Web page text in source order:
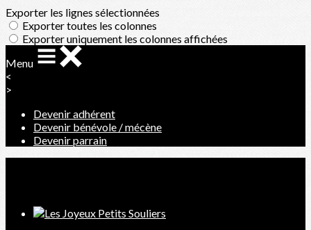
Exporter les lignes sélectionnées
Exporter toutes les colonnes
Exporter uniquement les colonnes affichées
Menu
<
>
Devenir adhérent
Devenir bénévole / mécène
Devenir parrain